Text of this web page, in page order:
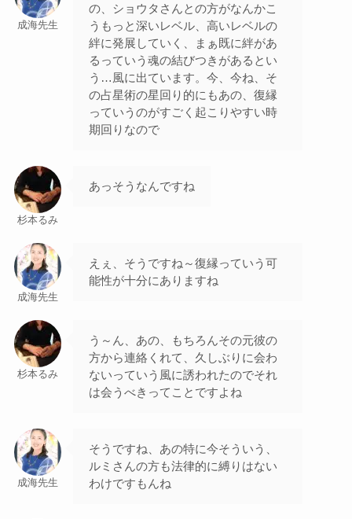
成海先生
の、ショウタさんとの方がなんかこ
うもっと深いレベル、高いレベルの
絆に発展していく、まぁ既に絆があ
るっていう魂の結びつきがあるとい
う…風に出ています。今、今ね、そ
の占星術の星回り的にもあの、復縁
っていうのがすごく起こりやすい時
期回りなので
杉本るみ
あっそうなんですね
成海先生
えぇ、そうですね～復縁っていう可
能性が十分にありますね
杉本るみ
う～ん、あの、もちろんその元彼の
方から連絡くれて、久しぶりに会わ
ないっていう風に誘われたのでそれ
は会うべきってことですよね
成海先生
そうですね、あの特に今そういう、
ルミさんの方も法律的に縛りはない
わけですもんね